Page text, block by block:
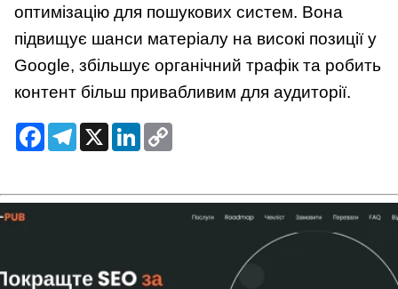
оптимізацію для пошукових систем. Вона
підвищує шанси матеріалу на високі позиції у
Google, збільшує органічний трафік та робить
контент більш привабливим для аудиторії.
FacebookTelegram
X LinkedIn